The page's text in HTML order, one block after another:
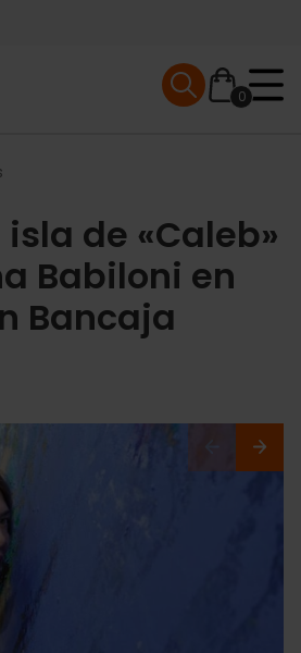
0
Mobile menu
de «Caleb»
Babiloni en
Bancaja